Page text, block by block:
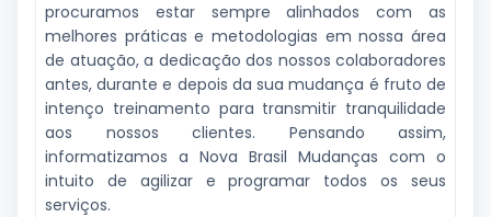
procuramos estar sempre alinhados com as
melhores práticas e metodologias em nossa área
de atuação, a dedicação dos nossos colaboradores
antes, durante e depois da sua mudança é fruto de
intenço treinamento para transmitir tranquilidade
aos nossos clientes. Pensando assim,
informatizamos a Nova Brasil Mudanças com o
intuito de agilizar e programar todos os seus
serviços.